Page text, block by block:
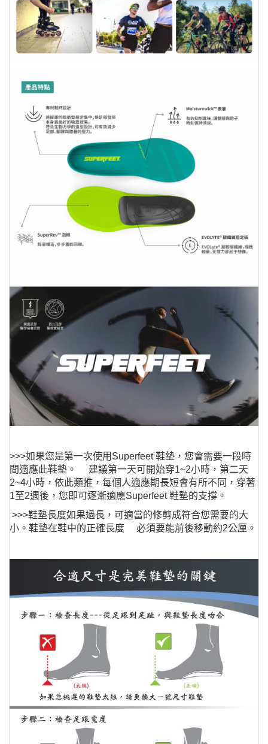
>>>如果您是第一次使用Superfeet 鞋墊，您會需要一段時
間適應此鞋墊。 建議第一天可開始穿1~2小時，第二天
2~4小時，依此類推，每個人適應期長短會有所不同，穿著
1至2週後，您即可逐漸適應Superfeet 鞋墊的支撐。
>>>鞋墊長度如果過長，可適當的修剪成符合您需要的大
小。鞋墊在鞋中的正確長度 必須要能前後移動約2公厘。